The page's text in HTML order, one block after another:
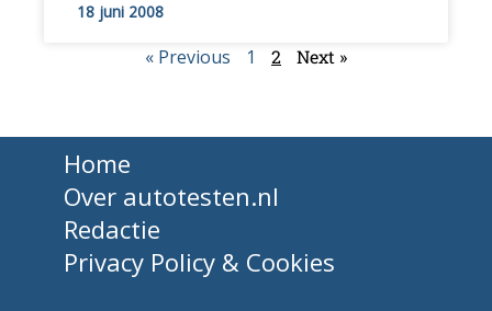
18 juni 2008
« Previous 1 2 Next »
Home
Over autotesten.nl
Redactie
Privacy Policy & Cookies